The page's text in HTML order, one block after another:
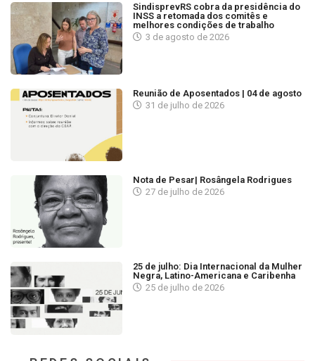
SindisprevRS cobra da presidência do
INSS a retomada dos comitês e
melhores condições de trabalho
3 de agosto de 2026
Reunião de Aposentados | 04 de agosto
31 de julho de 2026
Nota de Pesar| Rosângela Rodrigues
27 de julho de 2026
25 de julho: Dia Internacional da Mulher
Negra, Latino-Americana e Caribenha
25 de julho de 2026